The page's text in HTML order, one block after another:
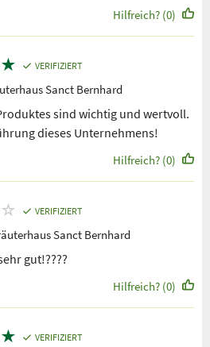
Hilfreich? (0)
★ VERIFIZIERT
Sanct Bernhard
sind wichtig und wertvoll.
dieses Unternehmens!
Hilfreich? (0)
☆ VERIFIZIERT
Sanct Bernhard
gut!????
Hilfreich? (0)
★ VERIFIZIERT